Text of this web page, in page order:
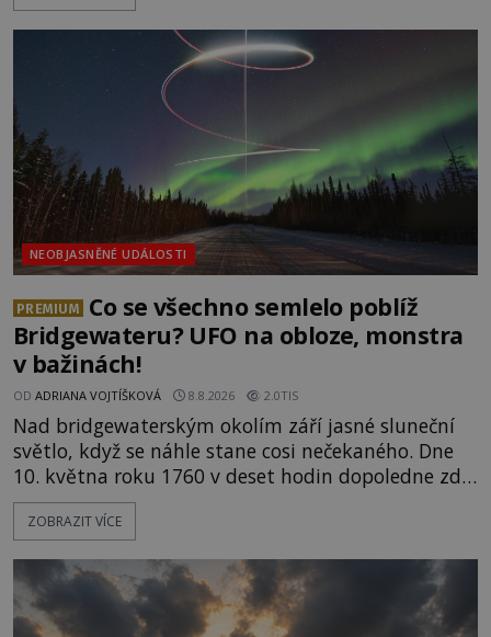
přírodní živel, neznámý útočník, nebo někdo, koho
tehdejší režim nechtěl odhalit? [gallery
ids="171131,171132,1711
NEOBJASNĚNÉ UDÁLOSTI
PREMIUM
Co se všechno semlelo poblíž
Bridgewateru? UFO na obloze, monstra
v bažinách!
OD ADRIANA VOJTÍŠKOVÁ 8.8.2026 2.0TIS
Nad bridgewaterským okolím září jasné sluneční
světlo, když se náhle stane cosi nečekaného. Dne
10. května roku 1760 v deset hodin dopoledne zde
dojde k vůbec prvnímu historicky doloženému
přeletu UFO. Podle záznamů vyzařuje takové
jen o nějaký optický klam, nebo se zde skutečně
právě vznáší mimozemská loď
ZOBRAZIT VÍCE